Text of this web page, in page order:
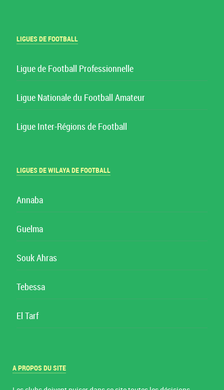
LIGUES DE FOOTBALL
Ligue de Football Professionnelle
Ligue Nationale du Football Amateur
Ligue Inter-Régions de Football
LIGUES DE WILAYA DE FOOTBALL
Annaba
Guelma
Souk Ahras
Tebessa
El Tarf
A PROPOS DU SITE